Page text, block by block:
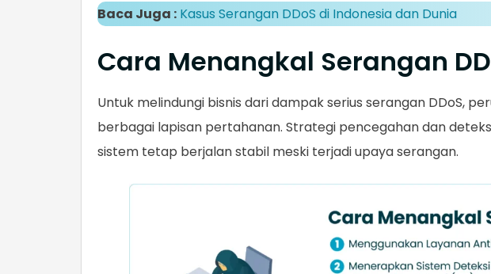
Baca Juga : Kasus Serangan DDoS di Indonesia dan Dunia
Cara Menangkal Serangan
Untuk melindungi bisnis dari dampak serius serangan DDoS,
berbagai lapisan pertahanan. Strategi pencegahan dan
sistem tetap berjalan stabil meski terjadi upaya serangan.